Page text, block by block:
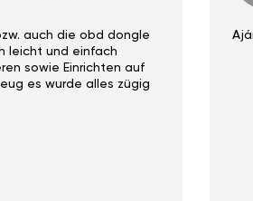
auch die obd dongle
leicht und einfach
sowie Einrichten auf
es wurde alles zügig